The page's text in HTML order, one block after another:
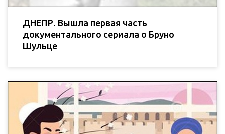
ДНЕПР. Вышла первая часть
документального сериала о Бруно
Шульце